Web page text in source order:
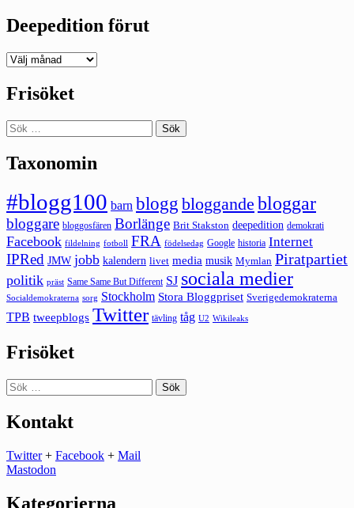
Deepedition förut
Deepedition
Frisöket
Sök
efter:
Taxonomin
#blogg100 barn blogg bloggande bloggar
bloggare bloggosfären Borlänge Brit Stakston deepedition demokrati
Facebook fildelning fotboll FRA födelsedag Google historia Internet
IPRed JMW jobb kalendern livet media musik Mymlan Piratpartiet
politik präst Same Same But Different SJ sociala medier
Socialdemokraterna sorg Stockholm Stora Bloggpriset Sverigedemokraterna
TPB tweepblogs Twitter tävling tåg U2 Wikileaks
Frisöket
Sök
efter:
Kontakt
Twitter+ Facebook + Mail
Mastodon
Kategorierna